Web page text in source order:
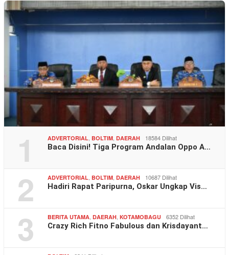
1 ADVERTORIAL BOLTIM DAERAH 18584 Dilihat
Baca Disini! Tiga Program Andalan Oppo A…
2 ADVERTORIAL BOLTIM DAERAH 10687 Dilihat
Hadiri Rapat Paripurna, Oskar Ungkap Vis…
3 BERITA UTAMA DAERAH KOTAMOBAGU 6352 Dilihat
Crazy Rich Fitno Fabulous dan Krisdayant…